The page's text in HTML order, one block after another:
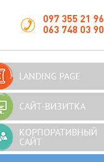
097 355 21 96
063 748 03 90
LANDING PAGE
САЙТ-ВИЗИТКА
КОРПОРАТИВНЫЙ
САЙТ